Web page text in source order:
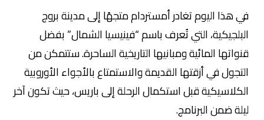
في هذا اليوم تغادر أمستردام متجهًا إلى مدينة بروج
البلجيكية، التي تُعرف باسم “فينيسيا الشمال” بفضل
قنواتها المائية ومبانيها التاريخية الساحرة. ستتمكن من
التجول في أزقتها القديمة والاستمتاع بالأجواء الأوروبية
الكلاسيكية قبل استكمال الرحلة إلى باريس، حيث تكون آخر
ليلة ضمن البرنامج.